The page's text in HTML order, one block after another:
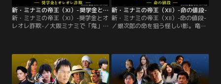
哉）は…。
新・ミナミの帝王（XI）-奨学金とオレオレ詐欺-
新・ミナミの帝王（XI）-奨学金とオ
レオレ詐欺-／大阪ミナミで「鬼」と
た。身内の不幸で金が必要だと涙ぐ
んで借金を申し込むが、すべて芝
居。莉紗の正体はオレオレ詐欺グル
ープのボスだった。その後、銀次郎
新・ミナミの帝王（XII）-命の値段-
新・ミナミの帝王（XII）-命の値段-
／銀次郎の命を狙う怪しい影。竜一
ミナミの金貸し・萬田銀次郎（千原
ジュニア）はある夜、路地裏に響く
銃声を耳にする。撃たれたのは銀次
郎の顧客・轟洋二郎（猪俣三四